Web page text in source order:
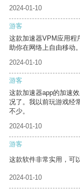
2024-01-10
游客
这款加速器VPM应用程
助你在网络上自由移动。
2024-01-10
游客
这款加速器app的加速
况了。我以前玩游戏经
不少。
2024-01-10
游客
这款软件非常实用，可
2024-01-10